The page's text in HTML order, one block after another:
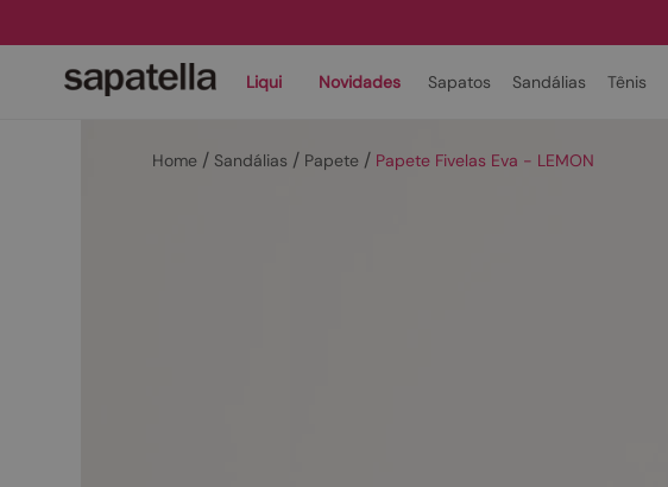
Liqui Novidades Sapatos Sandálias Tênis
Sandálias Papete Papete Fivelas Eva - LEMON